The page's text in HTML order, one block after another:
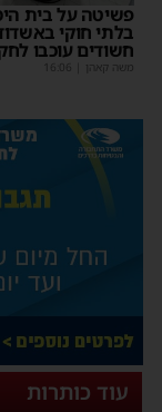
פשיטה על בית
בלתי חוקי
חשודים עוכבו
משה קאהן 16:06
עוד כותרות